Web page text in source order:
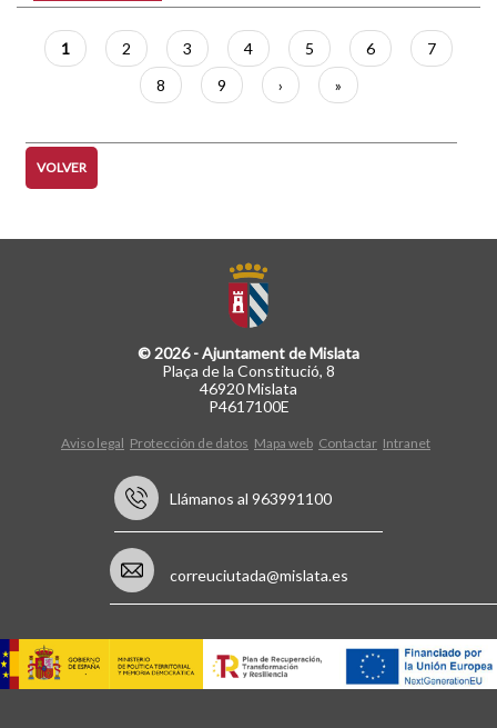
Paginación
Página
actual
1 Página
2 Página
3 Página
4 Página
5 Página
6 Página
7
Página
8 Página
9
Siguiente
página
›
Última
página
»
VOLVER
© 2026 - Ajuntament de Mislata
Plaça de la Constitució, 8
46920 Mislata
P4617100E
Aviso legal Protección de datos Mapa web Contactar Intranet
Llámanos al 963991100
correuciutada@mislata.es